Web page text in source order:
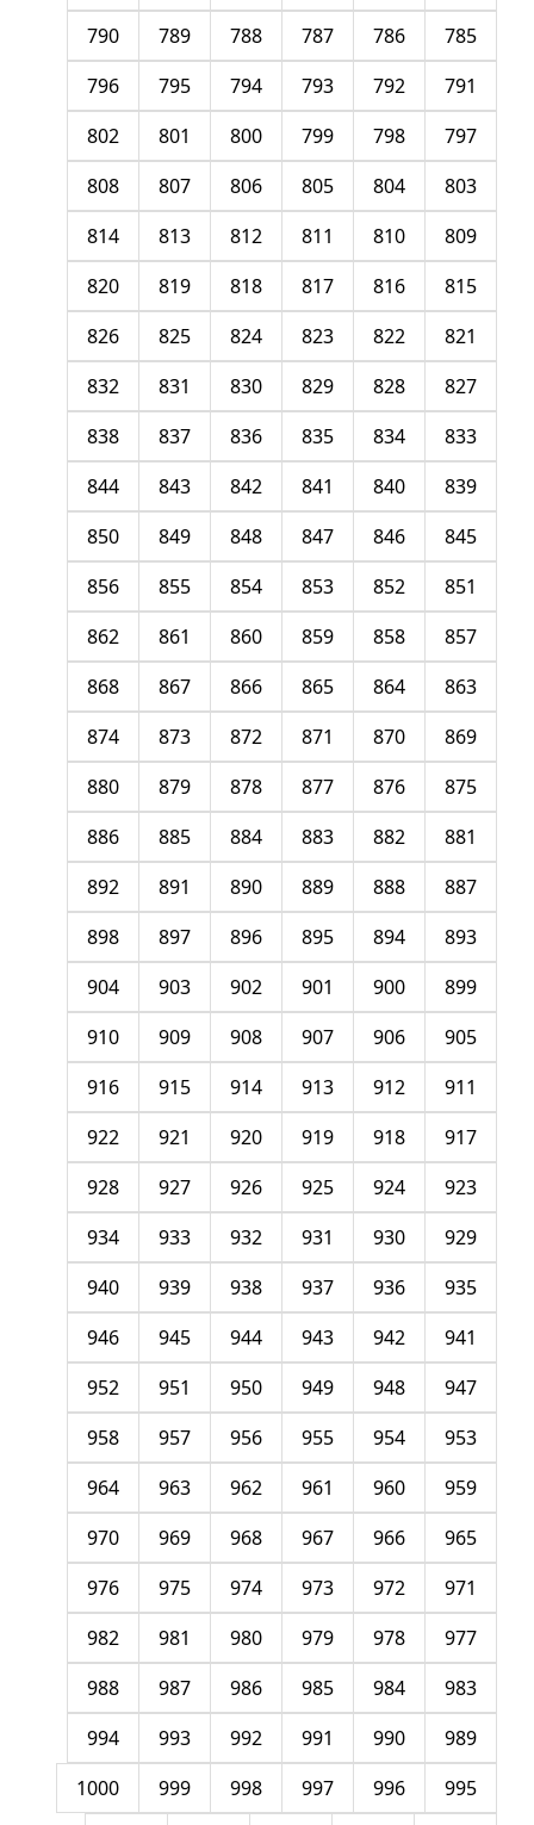
785
786
787
788
789
790
791
792
793
794
795
796
797
798
799
800
801
802
803
804
805
806
807
808
809
810
811
812
813
814
815
816
817
818
819
820
821
822
823
824
825
826
827
828
829
830
831
832
833
834
835
836
837
838
839
840
841
842
843
844
845
846
847
848
849
850
851
852
853
854
855
856
857
858
859
860
861
862
863
864
865
866
867
868
869
870
871
872
873
874
875
876
877
878
879
880
881
882
883
884
885
886
887
888
889
890
891
892
893
894
895
896
897
898
899
900
901
902
903
904
905
906
907
908
909
910
911
912
913
914
915
916
917
918
919
920
921
922
923
924
925
926
927
928
929
930
931
932
933
934
935
936
937
938
939
940
941
942
943
944
945
946
947
948
949
950
951
952
953
954
955
956
957
958
959
960
961
962
963
964
965
966
967
968
969
970
971
972
973
974
975
976
977
978
979
980
981
982
983
984
985
986
987
988
989
990
991
992
993
994
995
996
997
998
999
1000